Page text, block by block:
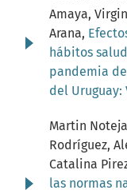
Amaya,
Arana,
hábitos
pandemia de
del Uruguay:
Martin
Rodríguez,
Catalina
las normas